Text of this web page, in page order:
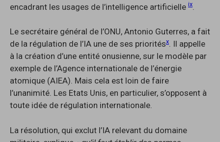
encadrant les usages de l’intelligence artificielle ix
Le secrétaire général de l’ONU, Antonio Guterres, a fait
de la régulation de l’IA une de ses prioritésx. Il appelle
à la création d’une entité onusienne, sur le modèle par
exemple de l’Agence internationale de l’énergie
atomique (AIEA). Mais cela est loin de faire
l’unanimité. Les Etats Unis, en particulier, s’opposent à
toute idée de régulation internationale.
La résolution, qui exclut l’IA relevant du domaine